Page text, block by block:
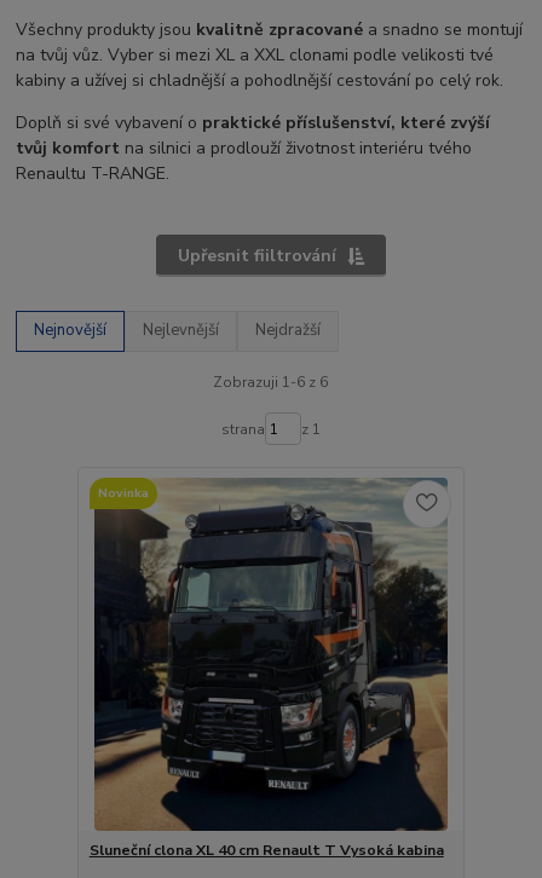
Všechny produkty jsou kvalitně zpracované a snadno se montují
na tvůj vůz. Vyber si mezi XL a XXL clonami podle velikosti tvé
kabiny a užívej si chladnější a pohodlnější cestování po celý rok.
Doplň si své vybavení o praktické příslušenství, které zvýší
tvůj komfort na silnici a prodlouží životnost interiéru tvého
Renaultu T-RANGE.
Upřesnit fiiltrování
Nejnovější Nejlevnější Nejdražší
Zobrazuji 1-6 z 6
strana z 1
Novinka
Sluneční clona XL 40 cm Renault T Vysoká kabina